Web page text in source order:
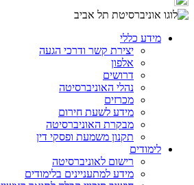
מידע כללי
יצירת קשר ודרכי הגעה
אלפון
דרושים
נהלי האוניברסיטה
מכרזים
מידע לשעת חירום
מבקרת האוניברסיטה
תקנון משמעת ופסקי דין
לימודים
רישום לאוניברסיטה
מידע למתעניינים בלימודים